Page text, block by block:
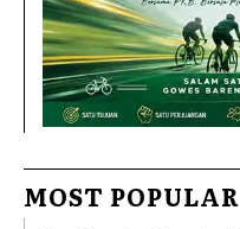
MOST POPULAR